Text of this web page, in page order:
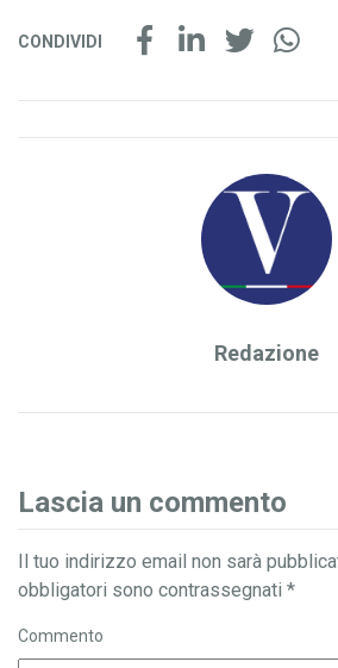
CONDIVIDI
Redazione
Lascia un commento
Il tuo indirizzo email non sarà
obbligatori sono contrassegnati *
Commento